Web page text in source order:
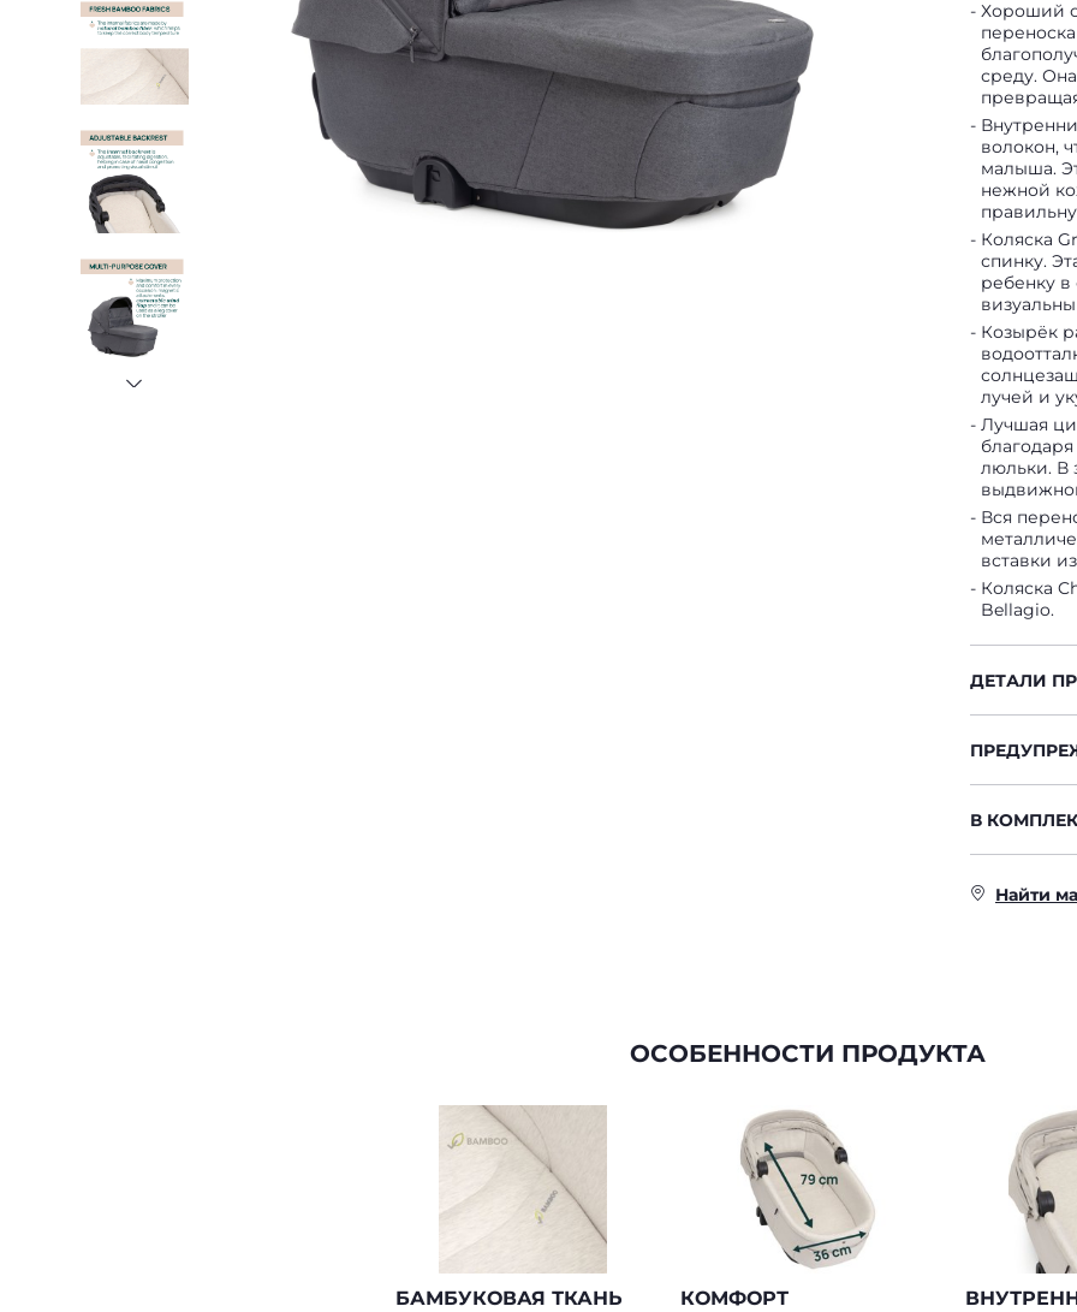
Хороший
среду.
волокон,
малыша.
нежной
Коляска
спинку.
ребенку в
Козырёк
лучей и
Лучшая
люльки. В
Вся
вставки
Коляска
Bellagio.
ДЕТАЛИ
В
Найти
ОСОБЕННОСТИ ПРОДУКТА
БАМБУКОВАЯ ТКАНЬ КОМФОРТ